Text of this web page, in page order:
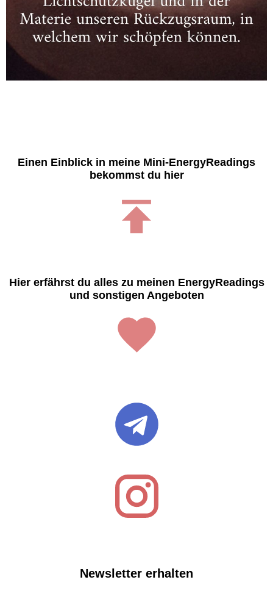
Einen Einblick in meine Mini-EnergyReadings
bekommst du hier
Hier erfährst du alles zu meinen EnergyReadings
und sonstigen Angeboten
Newsletter erhalten